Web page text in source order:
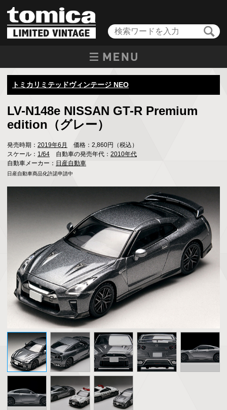
トミカリミテッドヴィンテージ NEO
LV-N148e NISSAN GT-R Premium
edition（グレー）
発売時期： 2019年6月
価格：2,860円（税込）
スケール： 1/64 自動車の発売年代： 2010年代
自動車メーカー： 日産自動車
日産自動車商品化許諾申請中